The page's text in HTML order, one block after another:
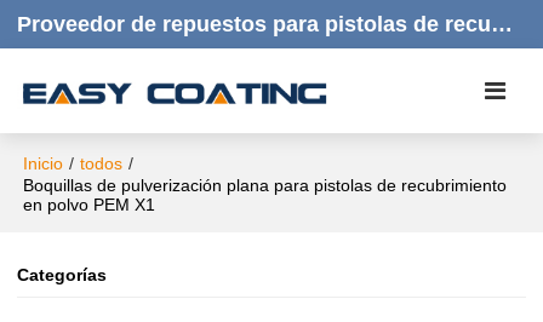
Proveedor de repuestos para pistolas de recubrimiento en polvo | Productos de calidad, respuesta rápida y atención al cliente amable.
Inicio / todos /
Boquillas de pulverización plana para pistolas de recubrimiento
en polvo PEM X1
Categorías